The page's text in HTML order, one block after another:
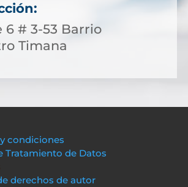
6 # 3-53 Barrio
Timana
condiciones
Tratamiento de Datos
derechos de autor